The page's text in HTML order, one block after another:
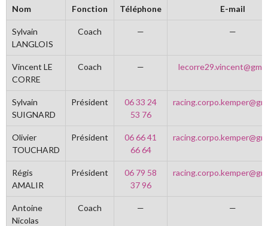
Nom Fonction Téléphone E-mail
Sylvain
LANGLOIS
Coach — —
Vincent LE
CORRE
Coach —
Sylvain
SUIGNARD
Président
06 33 24
53 76
Olivier
TOUCHARD
Président
06 66 41
66 64
Régis
AMALIR
Président
06 79 58
37 96
Antoine
Nicolas
Coach — —